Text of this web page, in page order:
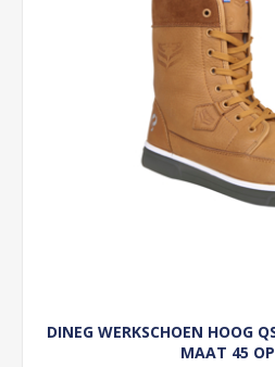
DINEG WERKSCHOEN HOOG
MAAT 45